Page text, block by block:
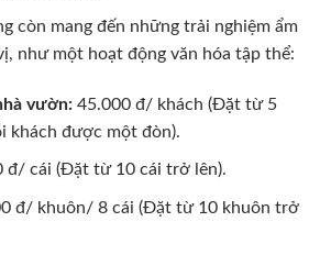
còn mang đến những trải nghiệm ẩm
như một hoạt động văn hóa tập thể:
vườn:45.000 đ/ khách (Đặt từ 5
khách được một đòn).
đ/ cái (Đặt từ 10 cái trở lên).
đ/ khuôn/ 8 cái (Đặt từ 10 khuôn trở